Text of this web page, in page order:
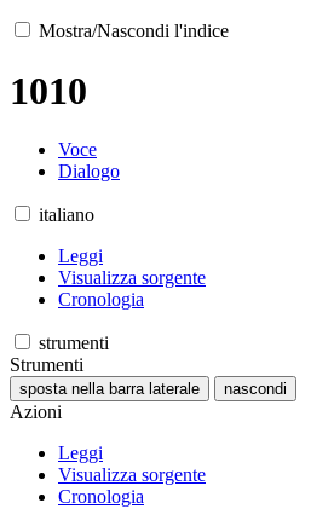
Mostra/Nascondi l'indice
1010
Voce
Dialogo
italiano
Leggi
Visualizza sorgente
Cronologia
strumenti
Strumenti
sposta nella barra laterale nascondi
Azioni
Leggi
Visualizza sorgente
Cronologia